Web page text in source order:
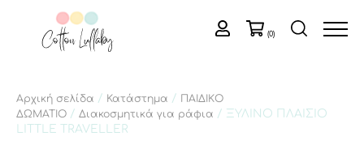
(0)
Αρχική σελίδα / Κατάστημα /
ΠΑΙΔΙΚΟ
ΔΩΜΑΤΙΟ / Διακοσμητικά για ράφια / ΞΥΛΙΝΟ ΠΛΑΙΣΙΟ
LITTLE TRAVELLER